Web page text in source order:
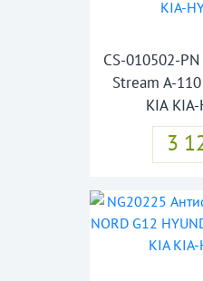
CS-010502-
Stream A-
KIA
3